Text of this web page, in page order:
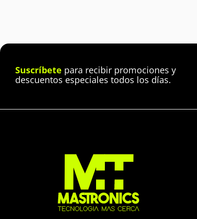
Suscríbete para recibir promociones y
descuentos especiales todos los días.